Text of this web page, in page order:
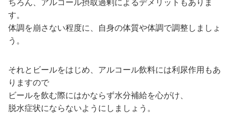
ちろん、アルコール摂取過剰によるデメリットもありま
す。
体調を崩さない程度に、自身の体質や体調で調整しましょ
う。
それとビールをはじめ、アルコール飲料には利尿作用もあ
りますので
ビールを飲む際にはかならず水分補給を心がけ、
脱水症状にならないようにしましょう。